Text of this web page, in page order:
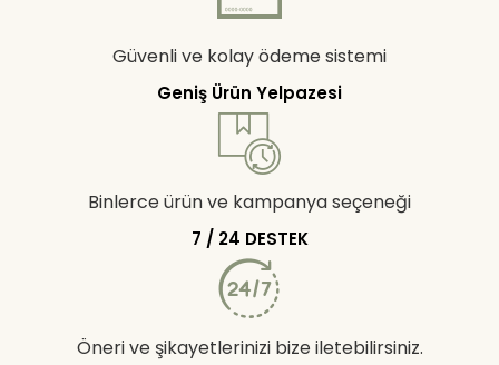
Güvenli ve kolay ödeme sistemi
Geniş Ürün Yelpazesi
Binlerce ürün ve kampanya seçeneği
7 / 24 DESTEK
Öneri ve şikayetlerinizi bize iletebilirsiniz.